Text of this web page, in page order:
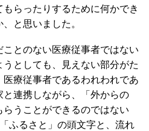
らったりするために何かでき
と思いました。
ことのない医療従事者ではない
としても、見えない部分がた
医療従事者であるわれわれであ
連携しながら、「外からの
うことができるのではない
ふるさと」の頭文字と、流れ